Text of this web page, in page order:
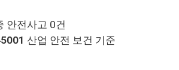
안전사고 0건
산업 안전 보건 기준